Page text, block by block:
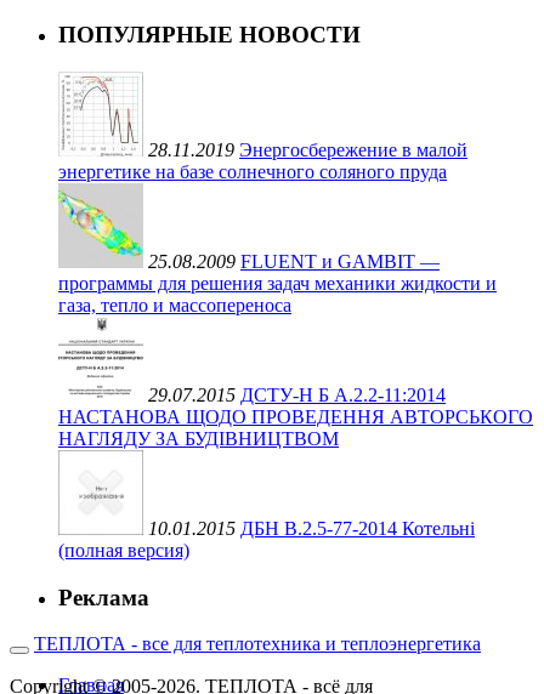
ПОПУЛЯРНЫЕ НОВОСТИ
28.11.2019 Энергосбережение в малой
энергетике на базе солнечного соляного пруда
25.08.2009 FLUENT и GAMBIT —
программы для решения задач механики жидкости и
газа, тепло и массопереноса
29.07.2015 ДСТУ-Н Б А.2.2-11:2014
НАСТАНОВА ЩОДО ПРОВЕДЕННЯ АВТОРСЬКОГО
НАГЛЯДУ ЗА БУДІВНИЦТВОМ
10.01.2015 ДБН В.2.5-77-2014 Котельні
(полная версия)
Реклама
ТЕПЛОТА - все для теплотехника и теплоэнергетика
Главная
Copyright © 2005-2026. ТЕПЛОТА - всё для